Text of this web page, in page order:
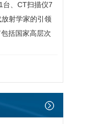
台、CT扫描仪7
射学家的引领
括国家高层次